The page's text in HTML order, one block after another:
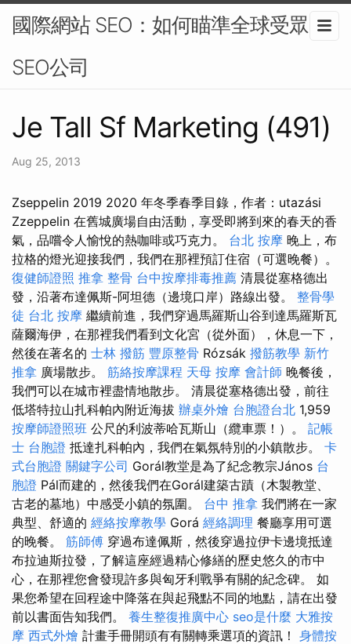
國際網站 SEO：如何瞄準全球受眾-
SEO公司
Je Tall Sf Marketing (491)
Aug 25, 2013
Zseppelin 2019 2020 年冬季春季目錄，作者：utazási
Zzeppelin 在舊城廣場自由活動，享受即將到來的春天的香
氣，品嚐令人愉悅的熱咖啡或巧克力。 台北 按摩 晚上，布
拉格的燈光迎接我們，我們在那裡預訂住宿（可選晚餐）。
復健師證照 推拿 整骨 台中按摩排毒推薦 清晨從塞格德出
發，沿著布達佩斯-阿坦德（邊境口岸）路線出發。 整骨學
徒 台北 按摩 繼續前進，我們穿過馬羅斯山谷到達馬羅斯瓦
薩爾海伊，在那裡我們看到文化宮（從外面），休息一下，
然後在著名的 士林 撥筋 豐原整骨 Rózsák 撥筋教學 新竹
推拿 廣場散步。 筋絡按摩課程 天母 按摩 會計師 晚餐後，
我們可以在城市裡盡情地散步。 清晨從塞格德出發，前往
低塔特拉山扎科帕內附近海拔 辦桌外燴 台胞證台北 1,959
按摩師證照班 公尺的利波蒂哈瓦斯山（纜車票！）。 記帳
士 台胞證 抵達扎科帕內，我們在氣氛特別的小鎮散步。 卡
式台胞證 關鍵字公司 Gorál教堂是為了紀念教宗János 台
胞證 Pál而建的，然後我們在Gorál建築古蹟（木製教堂、
古老的墓地）中感受小鎮的氛圍。 台中 推拿 我們將在一家
典型、舒適的 經絡按摩教學 Gorá 經絡調理 餐廳享用可選
的晚餐。 筋師傅 穿過布達佩斯，然後穿過拉伊卡邊境抵達
布拉迪斯拉發，了解這座經過精心修繕的歷史悠久的市中
心，在那裡您會發現許多與匈牙利戰爭有關的紀念碑。 如
果您希望在回程途中降落在與起飛點不同的地點，請在出發
前以書面告知我們。 養生整復推廣中心 seo是什麼 大雅按
摩 西式外燴 計畫手冊開頭有有關轉乘選項的資訊！ 身體按